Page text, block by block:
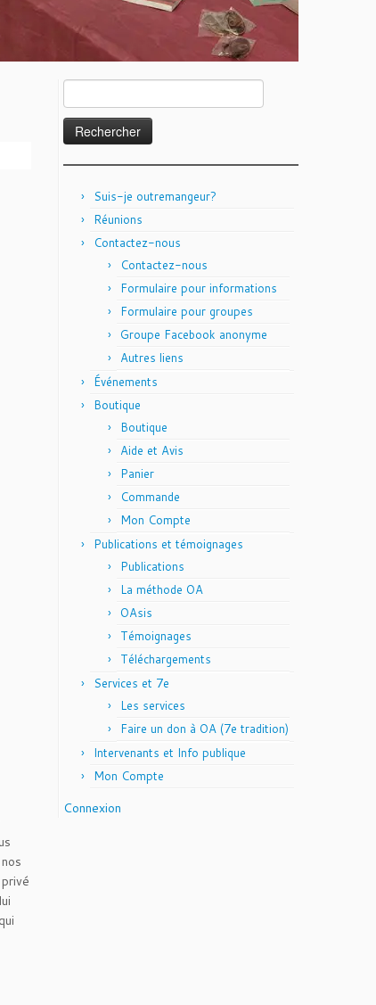
Suis-je outremangeur?
Réunions
Contactez-nous
Contactez-nous
Formulaire pour informations
Formulaire pour groupes
Groupe Facebook anonyme
Autres liens
Événements
Boutique
Boutique
Aide et Avis
Panier
Commande
Mon Compte
Publications et témoignages
Publications
La méthode OA
OAsis
Témoignages
Téléchargements
Services et 7e
Les services
Faire un don à OA (7e tradition)
Intervenants et Info publique
Mon Compte
Connexion